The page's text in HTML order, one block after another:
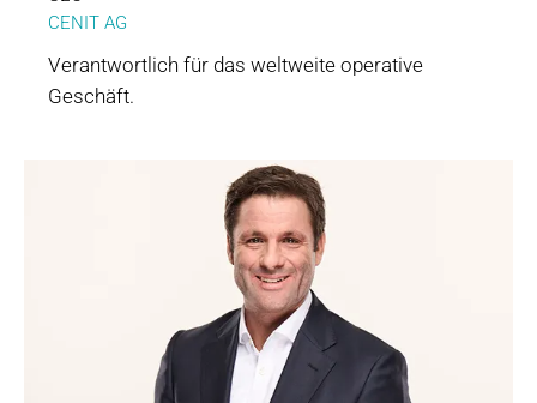
CENIT AG
Verantwortlich für das weltweite operative
Geschäft.